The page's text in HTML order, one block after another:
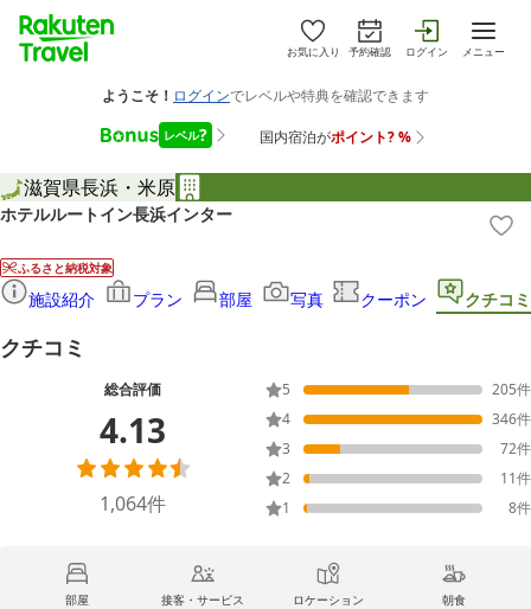
お気に入り 予約確認 ログイン メニュー
滋賀県長浜・米原
ホテルルートイン長浜インター
ふるさと納税対象
施設紹介 プラン 部屋 写真 クーポン クチコミ
クチコミ
総合評価
4.13
1,064件
5 205件
4
346件
3
72件
2
11件
1
8件
部屋 接客・サービス ロケーション 朝食